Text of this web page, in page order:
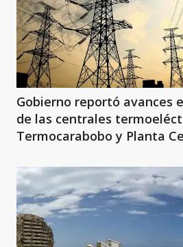
Gobierno reportó avances
de las centrales
Termocarabobo y Planta